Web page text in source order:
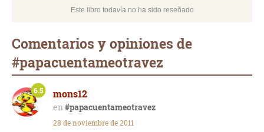
Este libro todavía no ha sido reseñado
Comentarios y opiniones de
#papacuentameotravez
mons12
#papacuentameotravez
6.5
28 de noviembre de 2011